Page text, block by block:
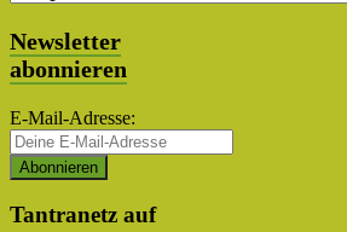
Newsletter
abonnieren
E-Mail-Adresse:
Tantranetz auf